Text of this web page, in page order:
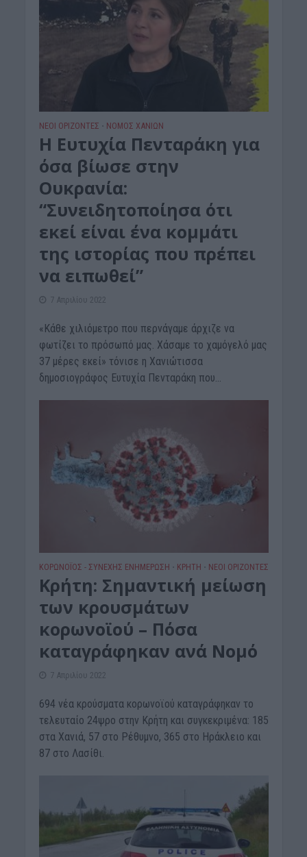
ΝΕΟΙ ΟΡΙΖΟΝΤΕΣ • ΝΟΜΌΣ ΧΑΝΊΩΝ
Η Ευτυχία Πενταράκη για
όσα βίωσε στην
Ουκρανία:
“Συνειδητοποίησα ότι
εκεί είναι ένα κομμάτι
της ιστορίας που πρέπει
να ειπωθεί”
7 Απριλίου 2022
«Κάθε χιλιόμετρο που περνάγαμε άρχιζε να
φωτίζει το πρόσωπό μας. Χάσαμε το χαμόγελό μας
37 μέρες εκεί» τόνισε η Xανιώτισσα
δημοσιογράφος Ευτυχία Πενταράκη που...
ΚΟΡΩΝΟΪΟΣ - ΣΥΝΕΧΗΣ ΕΝΗΜΕΡΩΣΗ • ΚΡΗΤΗ • ΝΕΟΙ ΟΡΙΖΟΝΤΕΣ
Κρήτη: Σημαντική μείωση
των κρουσμάτων
κορωνοϊού – Πόσα
καταγράφηκαν ανά Νομό
7 Απριλίου 2022
694 νέα κρούσματα κορωνοϊού καταγράφηκαν το
τελευταίο 24ψρο στην Κρήτη και συγκεκριμένα: 185
στα Χανιά, 57 στο Ρέθυμνο, 365 στο Ηράκλειο και
87 στο Λασίθι.